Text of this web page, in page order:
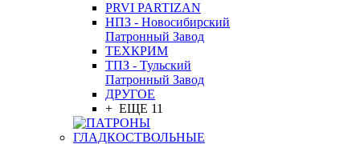
PRVI PARTIZAN
НПЗ - Новосибирский
Патронный Завод
ТЕХКРИМ
ТПЗ - Тульский
Патронный Завод
ДРУГОЕ
+ ЕЩЕ 11